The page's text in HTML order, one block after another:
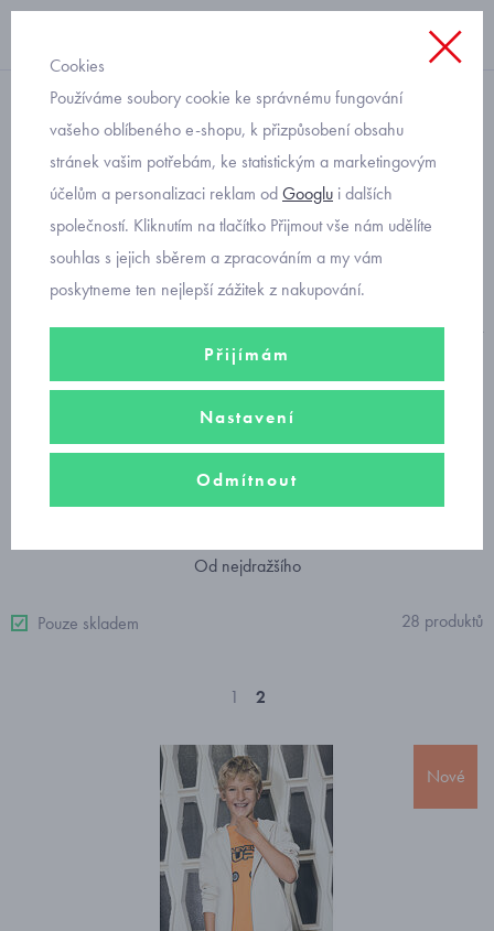
Mikiny
chlapecké mikiny na zip s
kapucí
Kvalitní chlapecké mikiny na zip v módních designech předního
výrobce dětského oblečení Mayoral. Mikiny v nabídce od velikost
Seřadit podle
Od nejdražšího
Pouze skladem 28 produktů
1 2
Nové
Cookies
Používáme soubory cookie ke správnému fungování
vašeho oblíbeného e-shopu, k přizpůsobení obsahu
stránek vašim potřebám, ke statistickým a marketingovým
účelům a personalizaci reklam odGooglu i dalších
společností. Kliknutím na tlačítko Přijmout vše nám udělíte
souhlas s jejich sběrem a zpracováním a my vám
poskytneme ten nejlepší zážitek z nakupování.
Přijímám
Nastavení
Odmítnout